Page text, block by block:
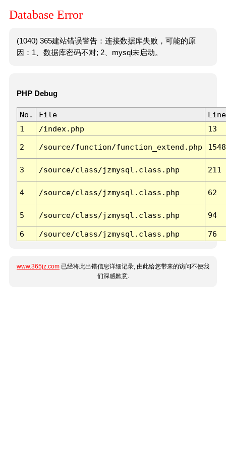
Database Error
(1040) 365建站错误警告：连接数据库失败，可能的原
因：1、数据库密码不对; 2、mysql未启动。
PHP Debug
No. File
Line
1
/index.php 13
2 /source/function/function_extend.php 1548
3 /source/class/jzmysql.class.php 211
4 /source/class/jzmysql.class.php 62
5 /source/class/jzmysql.class.php 94
6 /source/class/jzmysql.class.php 76
www.365jz.com 已经将此出错信息详细记录, 由此给您带来的访问不便我
们深感歉意.